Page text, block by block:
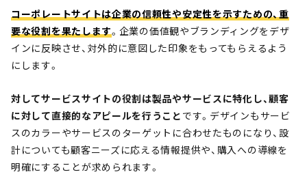
コーポレートサイトは企業の信頼性や安定性を示すための、重
要な役割を果たします。企業の価値観やブランディングをデザ
インに反映させ、対外的に意図した印象をもってもらえるよう
にします。
対してサービスサイトの役割は製品やサービスに特化し、顧客
に対して直接的なアピールを行うこと です。デザインもサービ
スのカラーやサービスのターゲットに合わせたものになり、設
計についても顧客ニーズに応える情報提供や、購入への導線を
明確にすることが求められます。